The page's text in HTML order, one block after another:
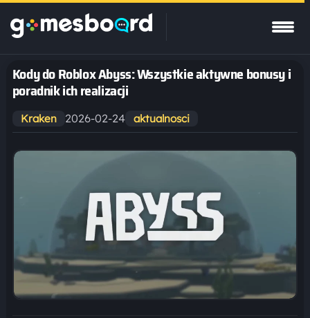
Kody do Roblox Abyss: Wszystkie aktywne bonusy i
poradnik ich realizacji
Kraken 2026-02-24 aktualnosci